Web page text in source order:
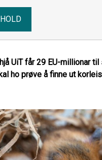
UiT får 29 EU-millionar
ho prøve å finne ut